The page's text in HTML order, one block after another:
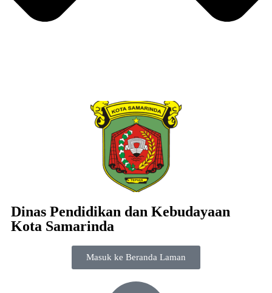
Dinas Pendidikan dan Kebudayaan
Kota Samarinda
Masuk ke Beranda Laman